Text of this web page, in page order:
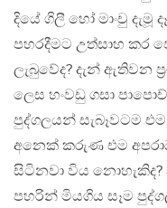
දියේ ගිලී හෝ මාංචු
පහරදීමට උත්සාහ කර
ලැබුවේද? දැන් ඇතිවන
ලෙස හංවඩු ගසා
පුද්ගලයන් සැබෑවටම
අනෙක් කරුණ එම
සිටිනවා විය
පහරින් මියගිය සෑම